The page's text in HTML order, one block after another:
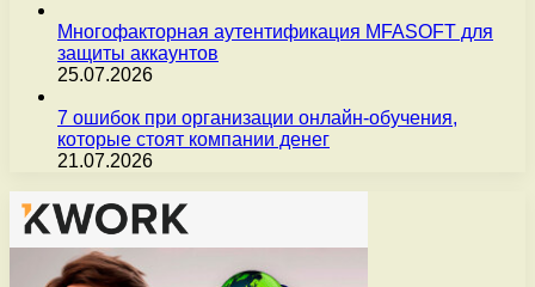
Многофакторная аутентификация MFASOFT для
защиты аккаунтов
25.07.2026
7 ошибок при организации онлайн-обучения,
которые стоят компании денег
21.07.2026